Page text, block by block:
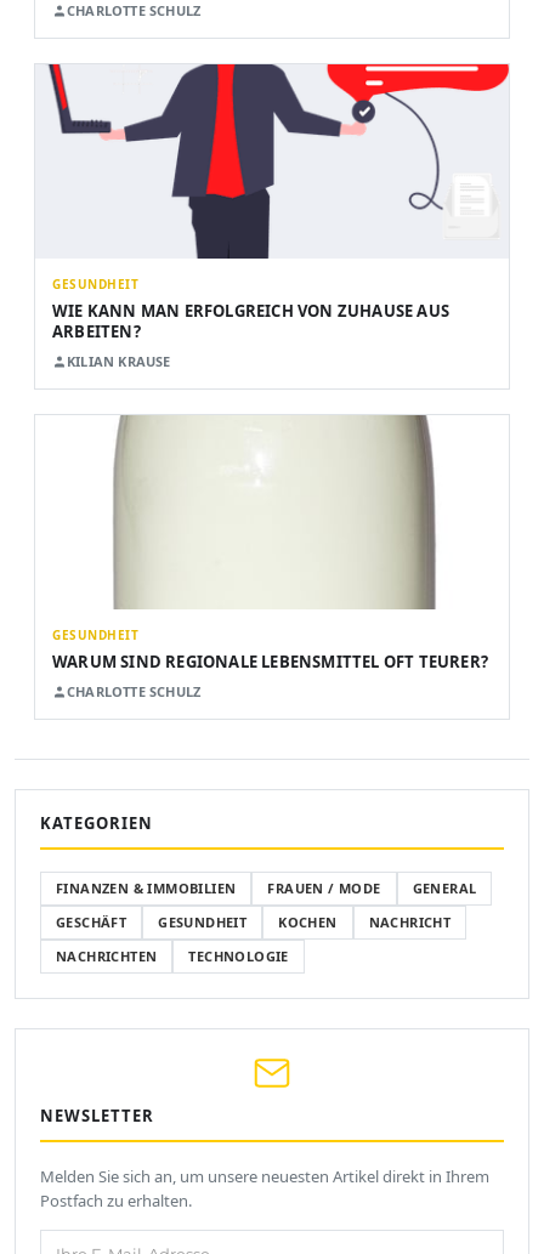
CHARLOTTE SCHULZ
GESUNDHEIT
WIE KANN MAN ERFOLGREICH VON ZUHAUSE AUS
ARBEITEN?
KILIAN KRAUSE
GESUNDHEIT
WARUM SIND REGIONALE LEBENSMITTEL OFT TEURER?
CHARLOTTE SCHULZ
KATEGORIEN
FINANZEN & IMMOBILIEN FRAUEN / MODE
GENERAL
GESCHÄFT
GESUNDHEIT KOCHEN
NACHRICHT
NACHRICHTEN
TECHNOLOGIE
NEWSLETTER
Melden Sie sich an, um unsere neuesten Artikel direkt in Ihrem
Postfach zu erhalten.
Ihre E-Mail-Adresse